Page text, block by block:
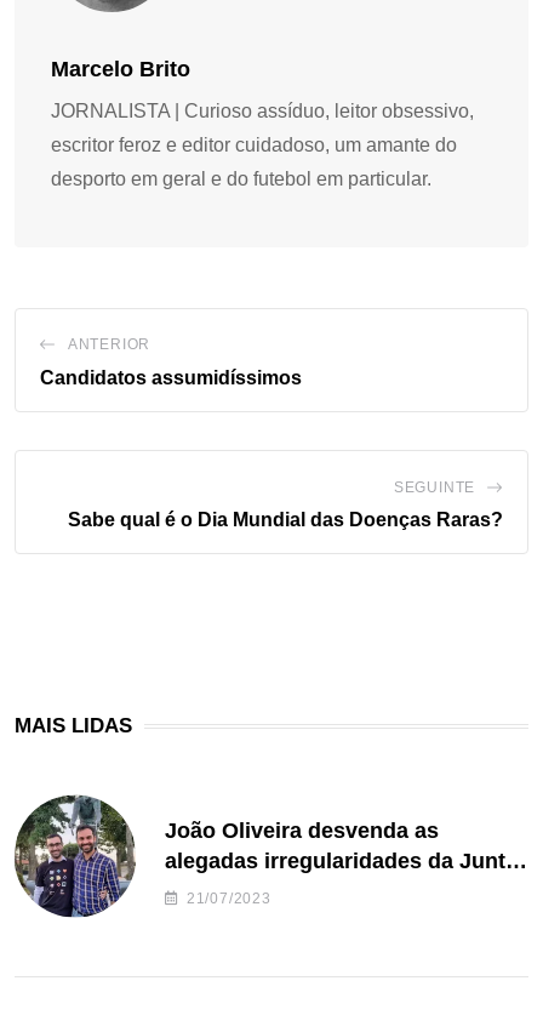
Marcelo Brito
JORNALISTA | Curioso assíduo, leitor obsessivo,
escritor feroz e editor cuidadoso, um amante do
desporto em geral e do futebol em particular.
ANTERIOR
Candidatos assumidíssimos
SEGUINTE
Sabe qual é o Dia Mundial das Doenças Raras?
MAIS LIDAS
João Oliveira desvenda as
alegadas irregularidades da Junta
de Freguesia S. João de Ver
21/07/2023